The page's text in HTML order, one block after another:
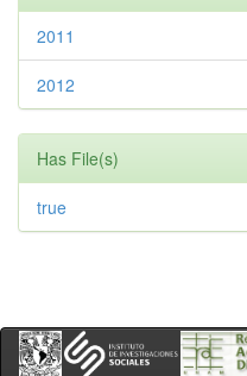
2011
2012
Has File(s)
true